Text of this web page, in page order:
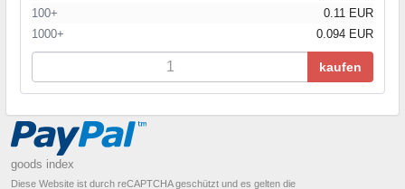
100+
0.11 EUR
1000+
0.094 EUR
kaufen
goods index
Diese Website ist durch reCAPTCHA geschützt und es gelten die